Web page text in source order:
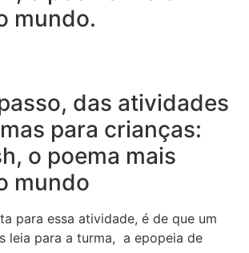
mundo.
das atividades
para crianças:
o poema mais
mundo
para essa atividade, é de que um
leia para a turma, a epopeia de